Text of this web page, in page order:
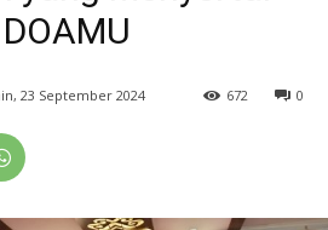
23 September 2024 0
672